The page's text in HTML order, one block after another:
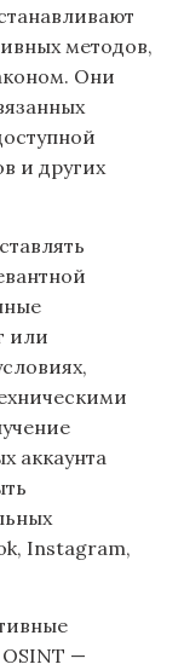
методов,
Они
и других
или
аккаунта
Instagram,
—